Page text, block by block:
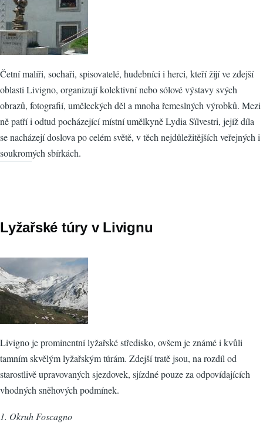
Četní malíři, sochaři, spisovatelé, hudebníci i herci, kteří žijí ve zdejší
oblasti Livigno, organizují kolektivní nebo sólové výstavy svých
obrazů, fotografií, uměleckých děl a mnoha řemeslných výrobků. Mezi
ně patří i odtud pocházející místní umělkyně Lydia Sïlvestri, jejíž díla
se nacházejí doslova po celém světě, v těch nejdůležitějších veřejných i
soukromých sbírkách.
Lyžařské túry v Livignu
Livigno je prominentní lyžařské středisko, ovšem je známé i kvůli
tamním skvělým lyžařským túrám. Zdejší tratě jsou, na rozdíl od
starostlivě upravovaných sjezdovek, sjízdné pouze za odpovídajících
vhodných sněhových podmínek.
1. Okruh Foscagno